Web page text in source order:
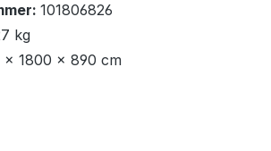
101806826
kg
× 1800 × 890 cm